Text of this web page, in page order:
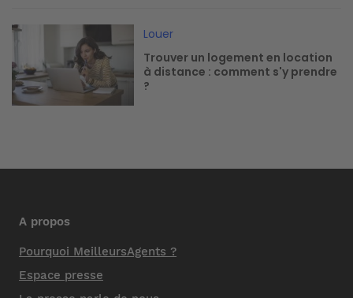
Image
Louer
Trouver un logement en location
à distance : comment s'y prendre
?
A propos
Pourquoi MeilleursAgents ?
Espace presse